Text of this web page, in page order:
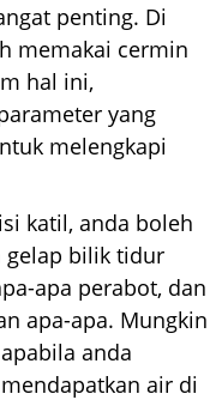
penting. Di
memakai cermin
hal ini,
yang
melengkapi
katil, anda boleh
gelap bilik tidur
apa perabot, dan
apa-apa. Mungkin
anda
air di